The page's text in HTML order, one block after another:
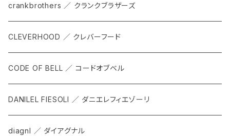
TKS
SACOCHE
ACCESSORY
ACCESORRIES
RIDE ACCESORRIES
crankbrothers ／ クランクブラザーズ
CLEVERHOOD ／ クレバーフード
CODE OF BELL ／ コードオブベル
DANILEL FIESOLI ／ ダニエレフィエゾーリ
diagnl ／ ダイアグナル